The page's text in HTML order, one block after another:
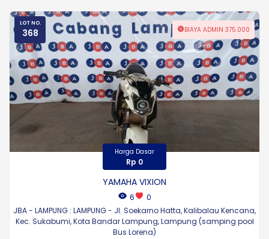
LOT NO.
368 BIAYA ADMIN 375.000
Harga Dasar
Rp 0
YAMAHA VIXION
6
0
JBA - LAMPUNG : LAMPUNG - Jl. Soekarno Hatta, Kalibalau Kencana,
Kec. Sukabumi, Kota Bandar Lampung, Lampung (samping pool
Bus Lorena)